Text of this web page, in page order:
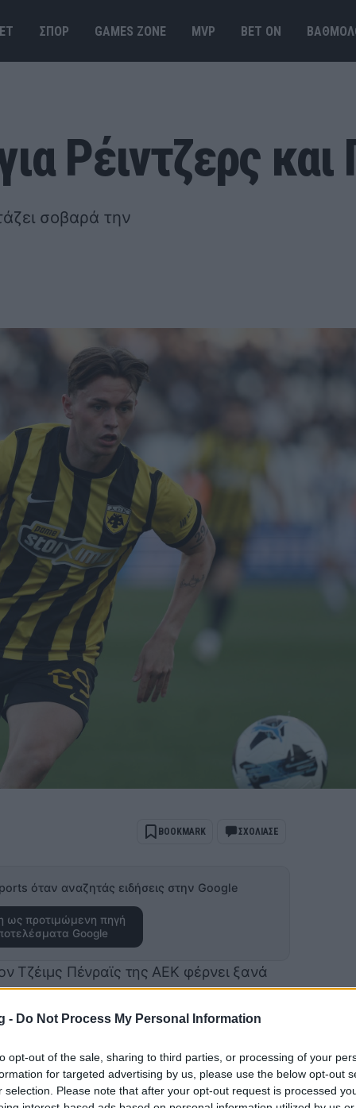
- Do Not Process My Personal Information
opt-out of the sale, sharing to third parties, or processing of your
for targeted advertising by us, please use the below opt-out
selection. Please note that after your opt-out request is processed
ΣΠΟΡ GAMES ΖΟΝΕ MVP BET ΟΝ
Ρέιντζερς και
σοβαρά την
BOOKMARK ΣΧΟΛΙΑΣΕ
όταν αναζητάς ειδήσεις στην Google
ως προτιμώμενη πηγή
Google
Τζέιμς Πένραϊς της ΑΕΚ φέρνει ξανά
κάνοντας λόγο για πιθανή κίνηση
στην Ένωση το περασμένο
χρονιά με συνολικά 33 συμμετοχές
στην κατάκτηση της Super League